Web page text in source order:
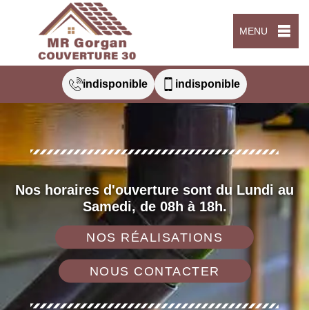
MENU
indisponible indisponible
Nos horaires d'ouverture sont du Lundi au
Samedi, de 08h à 18h.
NOS RÉALISATIONS
NOUS CONTACTER